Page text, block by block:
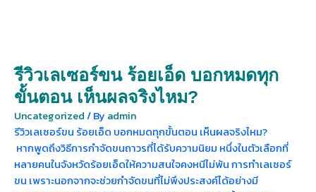
รีวิวเลเซอร์ขน ร้อยเอ็ด บอกหมดทุก
ขั้นตอน เห็นผลจริงไหม?
Uncategorized/ By admin
รีวิวเลเซอร์ขน ร้อยเอ็ด บอกหมดทุกขั้นตอน เห็นผลจริงไหม?
หากพูดถึงวิธีการกำจัดขนถาวรที่ได้รับความนิยม หนึ่งในตัวเลือกที่
หลายคนในจังหวัดร้อยเอ็ดให้ความสนใจคงหนีไม่พ้น การทำเลเซอร์
ขน เพราะนอกจากจะช่วยกำจัดขนที่ไม่พึงประสงค์ได้อย่างมี